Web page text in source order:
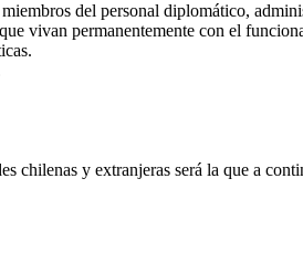
del personal diplomático,
vivan permanentemente con el
chilenas y extranjeras será la que a